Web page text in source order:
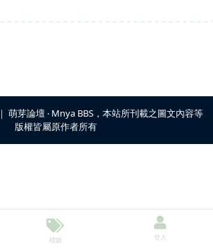
｜ 萌芽論壇 ‧ Mnya BBS，本站所刊載之圖文內容等
版權皆屬原作者所有
標籤 登入